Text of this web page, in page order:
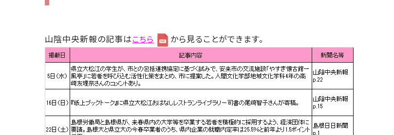
山陰中央新報の記事はこちら から見ることができます。